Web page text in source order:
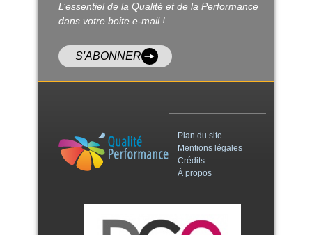
L’essentiel de la Qualité et de la Performance
dans votre boite e-mail !
S'ABONNER
Plan du site
Mentions légales
Crédits
À propos